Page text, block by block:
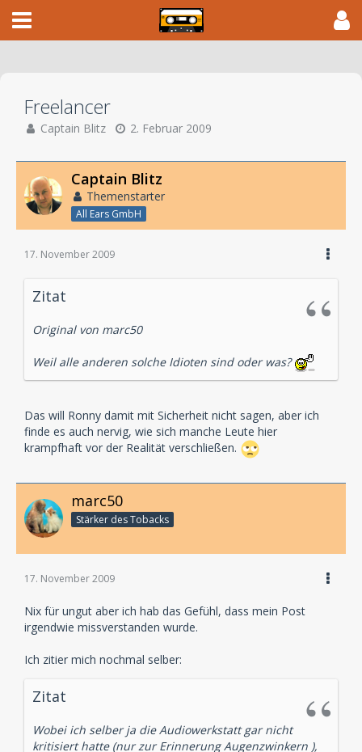
Freelancer
Captain Blitz 2. Februar 2009
Captain Blitz
Themenstarter
All Ears GmbH
17. November 2009
Zitat
Original von marc50
Weil alle anderen solche Idioten sind oder was?
Das will Ronny damit mit Sicherheit nicht sagen, aber ich
finde es auch nervig, wie sich manche Leute hier
krampfhaft vor der Realität verschließen.
marc50
Stärker des Tobacks
17. November 2009
Nix für ungut aber ich hab das Gefühl, dass mein Post
irgendwie missverstanden wurde.
Ich zitier mich nochmal selber:
Zitat
Wobei ich selber ja die Audiowerkstatt gar nicht
kritisiert hatte (nur zur Erinnerung Augenzwinkern ),